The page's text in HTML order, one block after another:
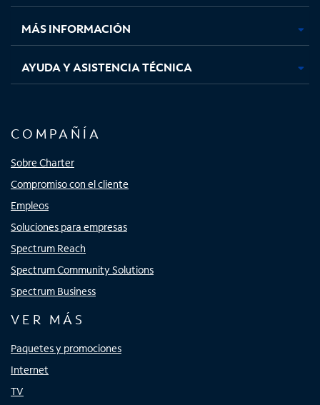
nuevanuevanuevanueva
MÁS INFORMACIÓN
AYUDA Y ASISTENCIA TÉCNICA
COMPAÑÍA
Sobre Charter
Compromiso con el cliente
Empleos
Soluciones para empresas
Spectrum Reach
Spectrum Community Solutions
Spectrum Business
VER MÁS
Paquetes y promociones
Internet
TV